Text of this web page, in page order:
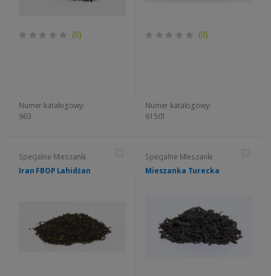
(0)
Numer katalogowy:
963
(0)
Numer katalogowy:
61501
Specjalne Mieszanki
Iran FBOP Lahidżan
Specjalne Mieszanki
Mieszanka Turecka